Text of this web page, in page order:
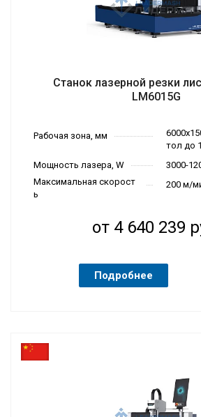
Станок лазерной резки
LM6015G
Рабочая зона, мм
тол до
Мощность лазера, W
3000-
Максимальная скорост
ь
200 м/
от 4 640 239
Подробнее